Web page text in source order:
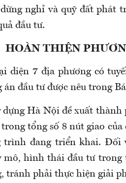
nghỉ và quỹ đất phát
đầu tư.
HOÀN THIỆN
diện 7 địa phương có
đầu tư được nêu trong
Hà Nội đề xuất thành
tổng số 8 nút giao
trình đang triển khai.
mô, hình thái đầu tư trong
tránh phải thực hiện giải